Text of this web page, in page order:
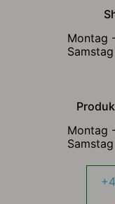
Montag
Samstag
Montag
Samstag